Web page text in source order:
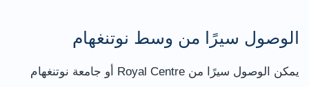
الوصول سيرًا من وسط نوتنغهام
يمكن الوصول سيرًا من Royal Centre أو جامعة نوتنغهام